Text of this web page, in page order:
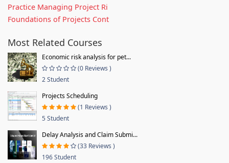
Practice Managing Project Ri
Foundations of Projects Cont
Most Related Courses
Economic risk analysis for pet...
(0 Reviews )
2 Student
Projects Scheduling
(1 Reviews )
5 Student
Delay Analysis and Claim Submi...
(33 Reviews )
196 Student